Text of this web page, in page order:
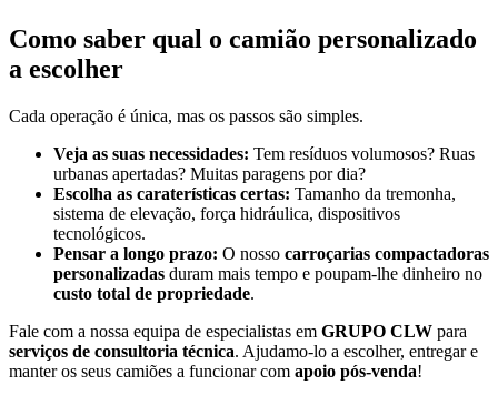
Como saber qual o camião personalizado
a escolher
Cada operação é única, mas os passos são simples.
Veja as suas necessidades: Tem resíduos volumosos? Ruas
urbanas apertadas? Muitas paragens por dia?
Escolha as caraterísticas certas: Tamanho da tremonha,
sistema de elevação, força hidráulica, dispositivos
tecnológicos.
Pensar a longo prazo: O nosso carroçarias compactadoras
personalizadas duram mais tempo e poupam-lhe dinheiro no
custo total de propriedade.
Fale com a nossa equipa de especialistas em GRUPO CLW para
serviços de consultoria técnica. Ajudamo-lo a escolher, entregar e
manter os seus camiões a funcionar com apoio pós-venda!